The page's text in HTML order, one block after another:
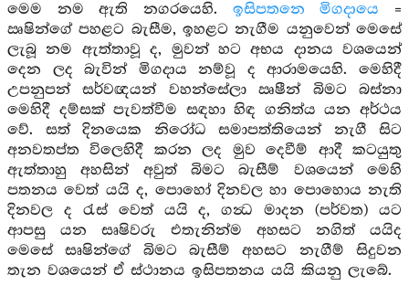
මෙම නම ඇති නගරයෙහි. ඉසිපතනෙ මිගදායෙ =
ඍෂින්ගේ පහළට බැසීම, ඉහළට නැගීම යනුවෙන් මෙසේ
ලැබූ නම ඇත්තාවූ ද, මුවන් හට අභය දානය වශයෙන්
දෙන ලද බැවින් මිගදාය නම්වූ ද ආරාමයෙහි. මෙහිදී
උපනුපන් සර්වඥයන් වහන්සේලා ඍෂීන් බිමට බස්නා
මෙහිදී දම්සක් පැවත්වීම සඳහා හිඳ ගනිත්ය යන අර්ථය
වේ. සත් දිනයෙක නිරෝධ සමාපත්තියෙන් නැගී සිට
අනවතප්ත විලෙහිදී කරන ලද මුව දෙවීම් ආදී කටයුතු
ඇත්තාහු අහසින් අවුත් බිමට බැසීම් වශයෙන් මෙහි
පතනය වෙත් යයි ද, පොහෝ දිනවල හා පොහොය නැති
දිනවල ද රැස් වෙත් යයි ද, ගන්‍ධ මාදන (පර්වත) යට
ආපසු යන සෘෂිවරු එතැනින්ම අහසට නගිත් යයිද
මෙසේ සෘෂින්ගේ බිමට බැසීම් අහසට නැගීම් සිදුවන
තැන වශයෙන් ඒ ස්ථානය ඉසිපතනය යයි කියනු ලැබේ.